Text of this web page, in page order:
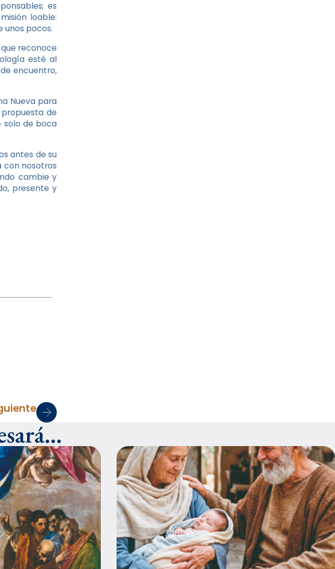
es
loable:
unos pocos.
reconoce
esté al
encuentro,
Nueva para
de
solo de boca
antes de su
con nosotros
cambie y
presente y